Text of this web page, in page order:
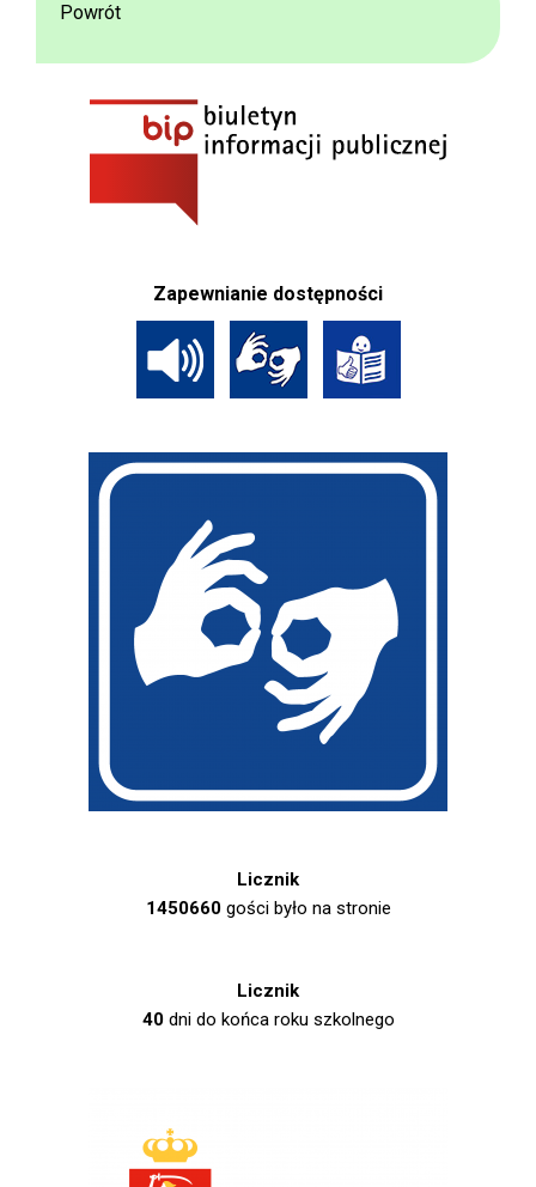
Powrót
Zapewnianie dostępności
Licznik
1450660gości było na stronie
Licznik
40dni do końca roku szkolnego